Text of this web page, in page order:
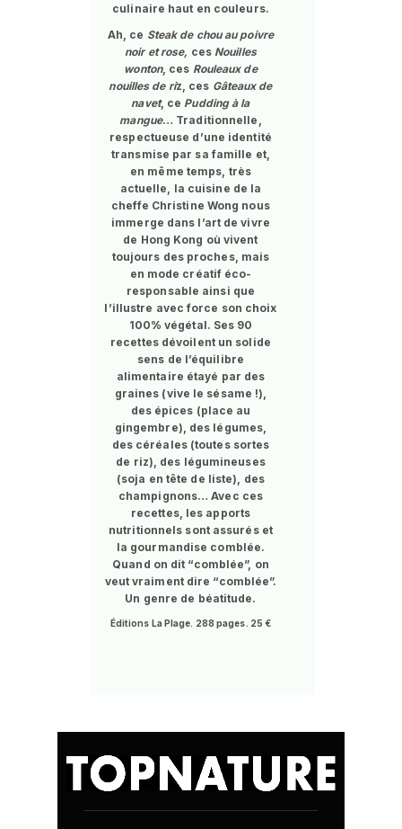
culinaire haut en couleurs.
Ah, ce Steak de chou au poivre
noir et rose, cesNouilles
wonton, ces Rouleaux de
nouilles de riz, ces Gâteaux de
navet, ce Pudding à la
mangue… Traditionnelle,
respectueuse d’une identité
transmise par sa famille et,
en même temps, très
actuelle, la cuisine de la
cheffe Christine Wong nous
immerge dans l’art de vivre
de Hong Kong où vivent
toujours des proches, mais
en mode créatif éco-
responsable ainsi que
l’illustre avec force son choix
100% végétal. Ses 90
recettes dévoilent un solide
sens de l’équilibre
alimentaire étayé par des
graines (vive le sésame !),
des épices (place au
gingembre), des légumes,
des céréales (toutes sortes
de riz), des légumineuses
(soja en tête de liste), des
champignons… Avec ces
recettes, les apports
nutritionnels sont assurés et
la gourmandise comblée.
Quand on dit “comblée”, on
veut vraiment dire “comblée”.
Un genre de béatitude.
Éditions La Plage. 288 pages. 25 €